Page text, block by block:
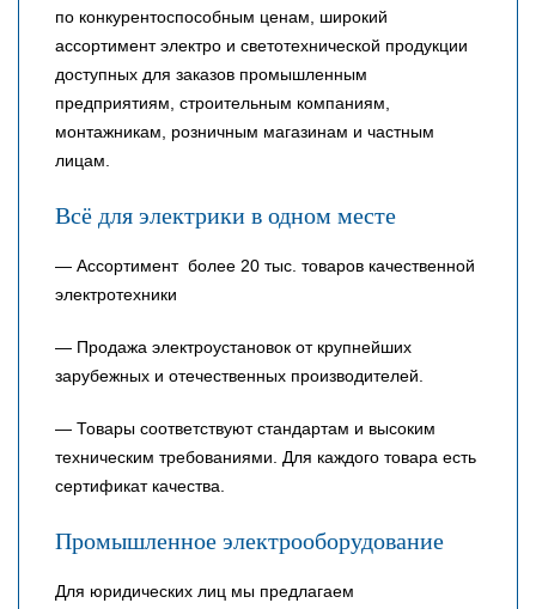
по конкурентоспособным ценам, широкий
ассортимент электро и светотехнической продукции
доступных для заказов промышленным
предприятиям, строительным компаниям,
монтажникам, розничным магазинам и частным
лицам.
Всё для электрики в одном месте
— Ассортимент более 20 тыс. товаров качественной
электротехники
— Продажа электроустановок от крупнейших
зарубежных и отечественных производителей.
— Товары соответствуют стандартам и высоким
техническим требованиями. Для каждого товара есть
сертификат качества.
Промышленное электрооборудование
Для юридических лиц мы предлагаем